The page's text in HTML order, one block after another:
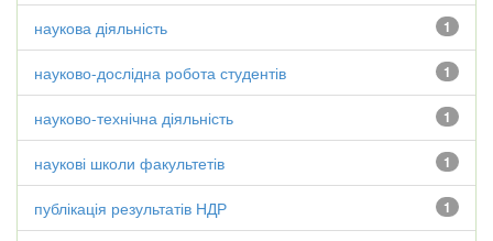
1
наукова діяльність
1
науково-дослідна робота студентів
1
науково-технічна діяльність
1
наукові школи факультетів
1
публікація результатів НДР